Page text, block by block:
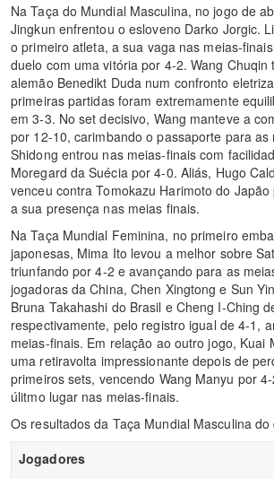
Na Taça do Mundial Masculina, no jogo de
Jingkun enfrentou o esloveno Darko Jorgic.
o primeiro atleta, a sua vaga nas meias-
duelo com uma vitória por 4-2. Wang Chuqin
alemão Benedikt Duda num confronto
primeiras partidas foram extremamente
em 3-3. No set decisivo, Wang manteve a
por 12-10, carimbando o passaporte para as
Shidong entrou nas meias-finais com
Moregard da Suécia por 4-0. Aliás, Hugo
venceu contra Tomokazu Harimoto do
a sua presença nas meias finais.
Na Taça Mundial Feminina, no primeiro
japonesas, Mima Ito levou a melhor sobre
triunfando por 4-2 e avançando para as
jogadoras da China, Chen Xingtong e Sun
Bruna Takahashi do Brasil e Cheng I-Ching
respectivamente, pelo registro igual de 4-1,
meias-finais. Em relação ao outro jogo, Kuai
uma retiravolta impressionante depois de
primeiros sets, vencendo Wang Manyu por
úlitmo lugar nas meias-finais.
Os resultados da Taça Mundial Masculina
Jogadores